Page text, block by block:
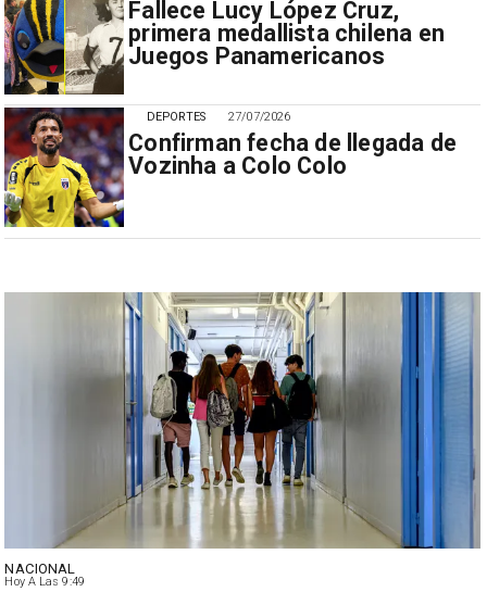
Fallece Lucy López Cruz,
primera medallista chilena en
Juegos Panamericanos
27/07/2026
Confirman fecha de llegada de
Vozinha a Colo Colo
DEPORTES
NACIONAL
Hoy A Las 9:49